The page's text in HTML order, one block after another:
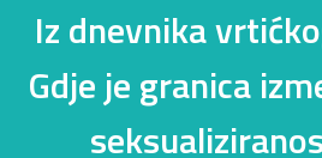
Iz dnevnika
Gdje je granica